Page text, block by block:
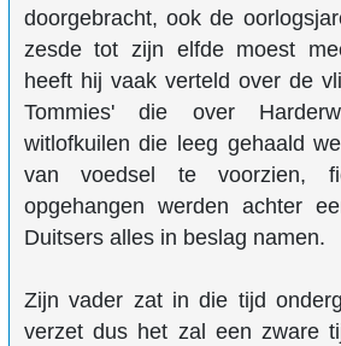
doorgebracht, ook de
zesde tot zijn elfde moest
heeft hij vaak verteld over de
Tommies' die over
witlofkuilen die leeg gehaald
van voedsel te voorzien,
opgehangen werden achter
Duitsers alles in beslag namen.
Zijn vader zat in die tijd
verzet dus het zal een zware